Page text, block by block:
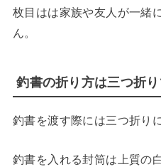
枚目はは家族や友人が一緒
ん。
釣書の折り方は三つ折
釣書を渡す際には三つ折り
釣書を入れる封筒は上質の